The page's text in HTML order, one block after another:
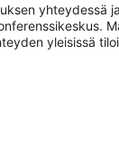
yhteydessä
yleisissä